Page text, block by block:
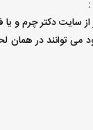
:
از سایت دکتر چرم و
توانند در همان